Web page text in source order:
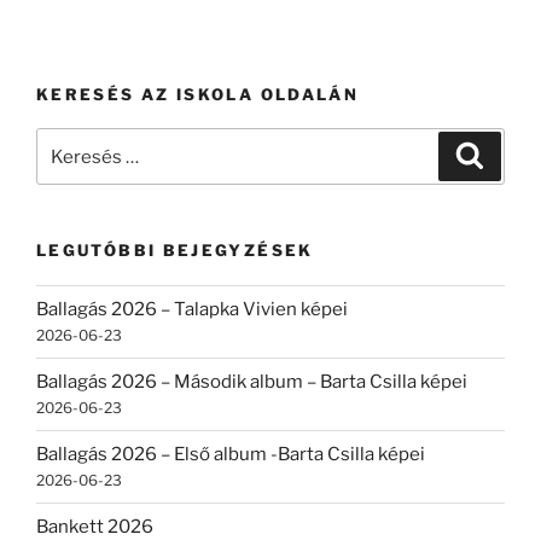
KERESÉS AZ ISKOLA OLDALÁN
LEGUTÓBBI BEJEGYZÉSEK
Ballagás 2026 – Talapka Vivien képei
2026-06-23
Ballagás 2026 – Második album – Barta Csilla képei
2026-06-23
Ballagás 2026 – Első album -Barta Csilla képei
2026-06-23
Bankett 2026